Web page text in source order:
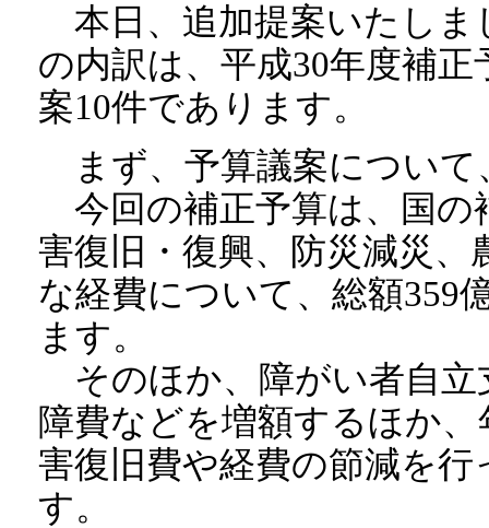
本日、追加提案いたしま
の内訳は、平成30年度補
案10件であります。
まず、予算議案について
今回の補正予算は、国の
害復旧・復興、防災減災
な経費について、総額359
ます。
そのほか、障がい者自立
障費などを増額するほか
害復旧費や経費の節減を
す。